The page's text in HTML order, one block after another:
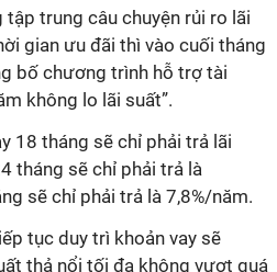
trung câu chuyện rủi ro lãi
gian ưu đãi thì vào cuối tháng
bố chương trình hỗ trợ tài
không lo lãi suất”.
18 tháng sẽ chỉ phải trả lãi
tháng sẽ chỉ phải trả là
sẽ chỉ phải trả là 7,8%/năm.
tục duy trì khoản vay sẽ
thả nổi tối đa không vượt quá